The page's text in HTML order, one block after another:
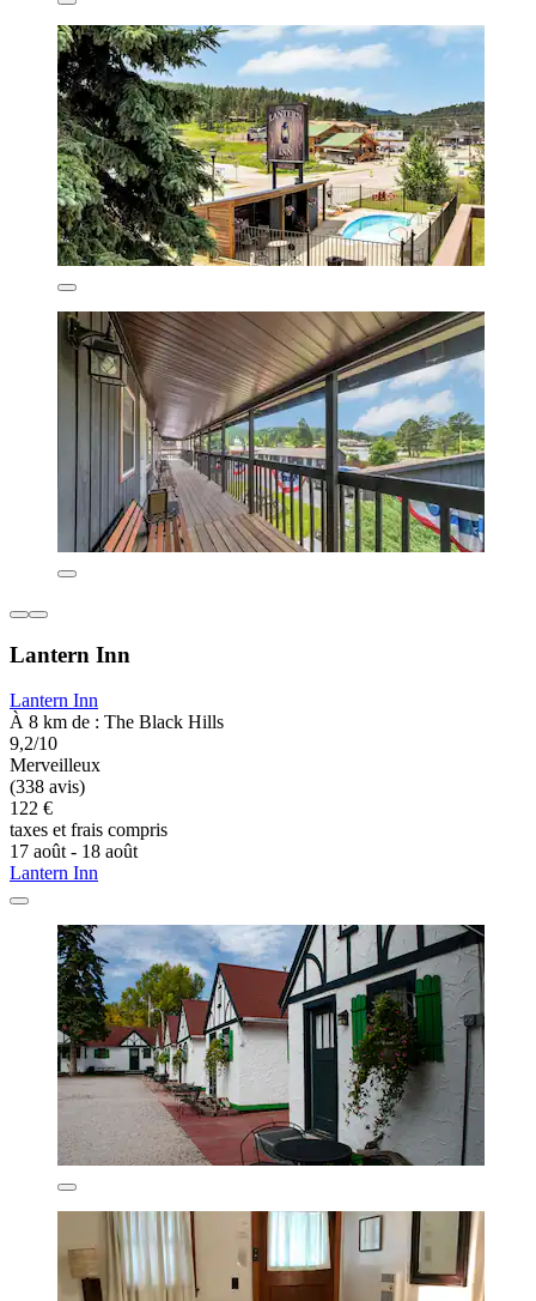
Lantern Inn
Lantern Inn
À 8 km de : The Black Hills
9,2/10
Merveilleux
(338 avis)
122 €
taxes et frais compris
17 août - 18 août
Lantern Inn